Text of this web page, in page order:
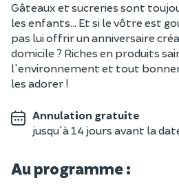
Gâteaux et sucreries sont
les enfants... Et si le vôtre est
pas lui offrir un anniversaire
domicile ? Riches en produits
l'environnement et tout
les adorer !
Annulation gratuite
jusqu'à 14 jours avant la
Au programme :